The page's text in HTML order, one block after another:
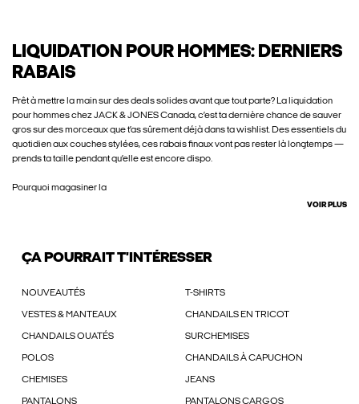
LIQUIDATION POUR HOMMES: DERNIERS
RABAIS
Prêt à mettre la main sur des deals solides avant que tout parte? La liquidation
pour hommes chez JACK & JONES Canada, c’est ta dernière chance de sauver
gros sur des morceaux que t’as sûrement déjà dans ta wishlist. Des essentiels du
quotidien aux couches stylées, ces rabais finaux vont pas rester là longtemps —
prends ta taille pendant qu’elle est encore dispo.
Pourquoi magasiner la
VOIR PLUS
ÇA POURRAIT T'INTÉRESSER
NOUVEAUTÉS T-SHIRTS
VESTES & MANTEAUX CHANDAILS EN TRICOT
CHANDAILS OUATÉS SURCHEMISES
POLOS CHANDAILS À CAPUCHON
CHEMISES JEANS
PANTALONS PANTALONS CARGOS